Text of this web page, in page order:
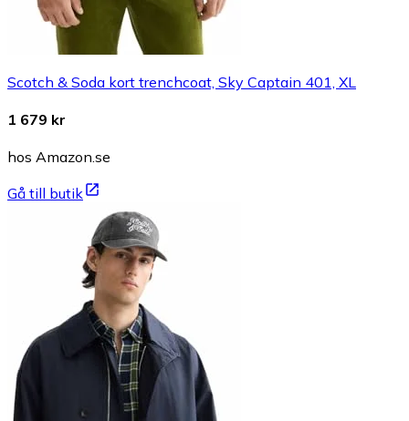
Scotch & Soda kort trenchcoat, Sky Captain 401, XL
1 679 kr
hos Amazon.se
Gå till butik